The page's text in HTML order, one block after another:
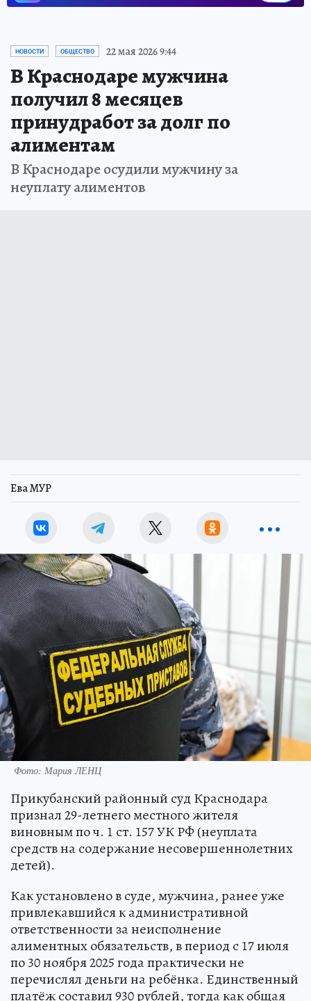
НОВОСТИ ОБЩЕСТВО 22 мая 2026 9:44
В Краснодаре мужчина
получил 8 месяцев
принудработ за долг по
алиментам
В Краснодаре осудили мужчину за
неуплату алиментов
Ева МУР
Фото: Мария ЛЕНЦ
Прикубанский районный суд Краснодара
признал 29-летнего местного жителя
виновным по ч. 1 ст. 157 УК РФ (неуплата
средств на содержание несовершеннолетних
детей).
Как установлено в суде, мужчина, ранее уже
привлекавшийся к административной
ответственности за неисполнение
алиментных обязательств, в период с 17 июля
по 30 ноября 2025 года практически не
перечислял деньги на ребёнка. Единственный
платёж составил 930 рублей, тогда как общая